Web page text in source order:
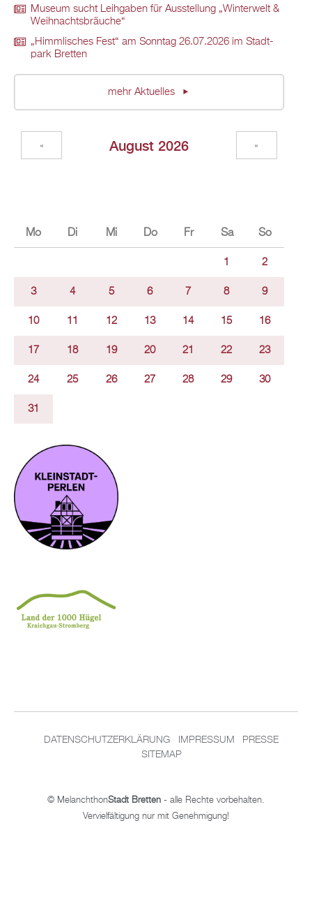
Mu­se­um sucht Leih­ga­ben für Aus­stel­lung „Win­ter­welt &
Weih­nachts­bräu­che“
„Himm­li­sches Fest“ am Sonn­tag 26.07.2026 im Stadt­
park Brett­en
mehr Ak­tu­el­les
Au­gust 2026
« »
Mo Di Mi Do Fr Sa So
1 2
3 4 5 6 7 8 9
10 11 12 13 14 15 16
17 18 19 20 21 22 23
24 25 26 27 28 29 30
31
DA­TEN­SCHUT­Z­ER­KLÄ­RUNG IM­PRES­SUM
PRES­SE
SITEMAP
© Me­lan­chthonStadt Brett­en - alle Rech­te vor­be­hal­ten.
Ver­viel­fäl­ti­gung nur mit Ge­neh­mi­gung!